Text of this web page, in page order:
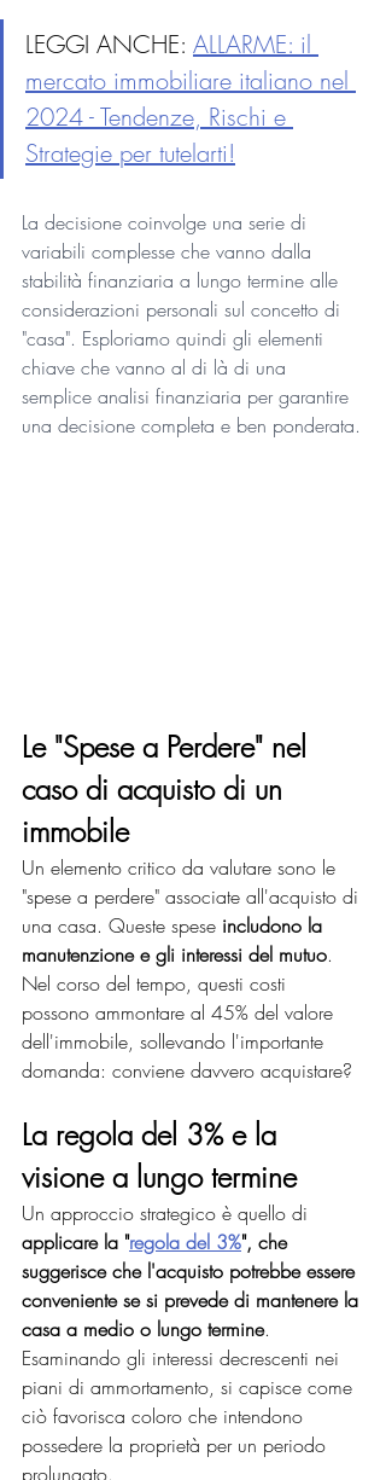
LEGGI ANCHE: ALLARME: il
mercato immobiliare italiano nel
2024 - Tendenze, Rischi e
Strategie per tutelarti!
La decisione coinvolge una serie di
variabili complesse che vanno dalla
stabilità finanziaria a lungo termine alle
considerazioni personali sul concetto di
"casa". Esploriamo quindi gli elementi
chiave che vanno al di là di una
semplice analisi finanziaria per garantire
una decisione completa e ben ponderata.
Le "Spese a Perdere" nel
caso di acquisto di un
immobile
Un elemento critico da valutare sono le
"spese a perdere" associate all'acquisto di
una casa. Queste spese includono la
manutenzione e gli interessi del mutuo.
Nel corso del tempo, questi costi
possono ammontare al 45% del valore
dell'immobile, sollevando l'importante
domanda: conviene davvero acquistare?
La regola del 3% e la
visione a lungo termine
Un approccio strategico è quello di
applicare la "regola del 3%", che
suggerisce che l'acquisto potrebbe essere
conveniente se si prevede di mantenere la
casa a medio o lungo termine.
Esaminando gli interessi decrescenti nei
piani di ammortamento, si capisce come
ciò favorisca coloro che intendono
possedere la proprietà per un periodo
prolungato.